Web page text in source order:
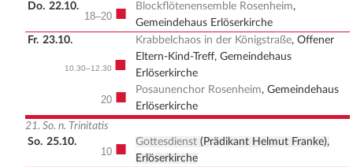
Do. 22.10.
18–20 ■ Blockflötenensemble Rosenheim,
Gemeindehaus Erlöserkirche
Fr. 23.10.
10.30–12.30 ■
Krabbelchaos in der Königstraße, Offener
Eltern-Kind-Treff, Gemeindehaus
Erlöserkirche
20 ■ Posaunenchor Rosenheim, Gemeindehaus
Erlöserkirche
21. So. n. Trinitatis
So. 25.10.
10 ■ Gottesdienst (Prädikant Helmut Franke),
Erlöserkirche